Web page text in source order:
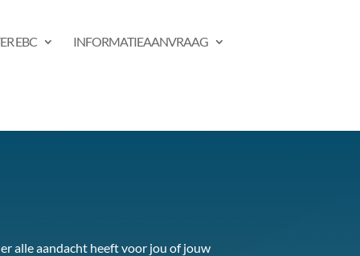
EBC INFORMATIEAANVRAAG
alle aandacht heeft voor jou of jouw